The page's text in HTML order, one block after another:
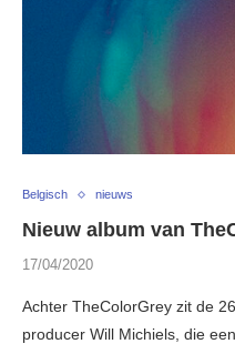
Belgisch nieuws
Nieuw album van
17/04/2020
Achter TheColorGrey zit de
producer Will Michiels, die